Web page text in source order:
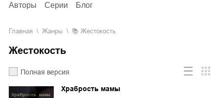
Авторы
Серии Блог
Главная Жанры Жестокость
Жестокость
Полная версия
Храбрость мамы